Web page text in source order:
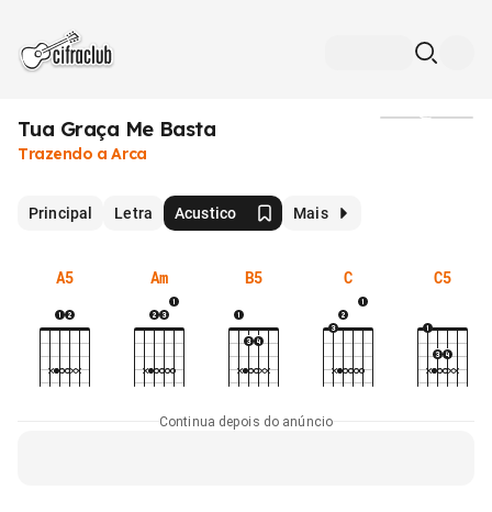
Tua Graça Me Basta
Trazendo a Arca
Principal Letra Acustico Mais
A5 Am B5 C C5
Continua depois do anúncio